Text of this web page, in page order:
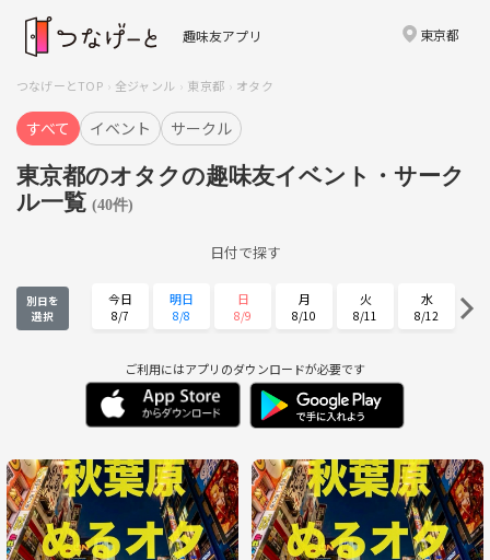
趣味友アプリ 東京都
つなげーとTOP 全ジャンル 東京都 オタク
すべて イベント サークル
東京都のオタクの趣味友イベント・サーク
ル一覧 (40件)
日付で探す
別日を
選択
今日
8/7
明日
8/8
日
8/9
月
8/10
火
8/11
水
8/12
8/13 8/14 8/15 8/16 8/17
水
8/19
木
8/20
土
8/22
日
8/23
8/25 8/26 8/27 8/28 8/29 8/30
月 火
9/1
水
9/2
木
9/3
金 土
9/5
ご利用にはアプリのダウンロードが必要です